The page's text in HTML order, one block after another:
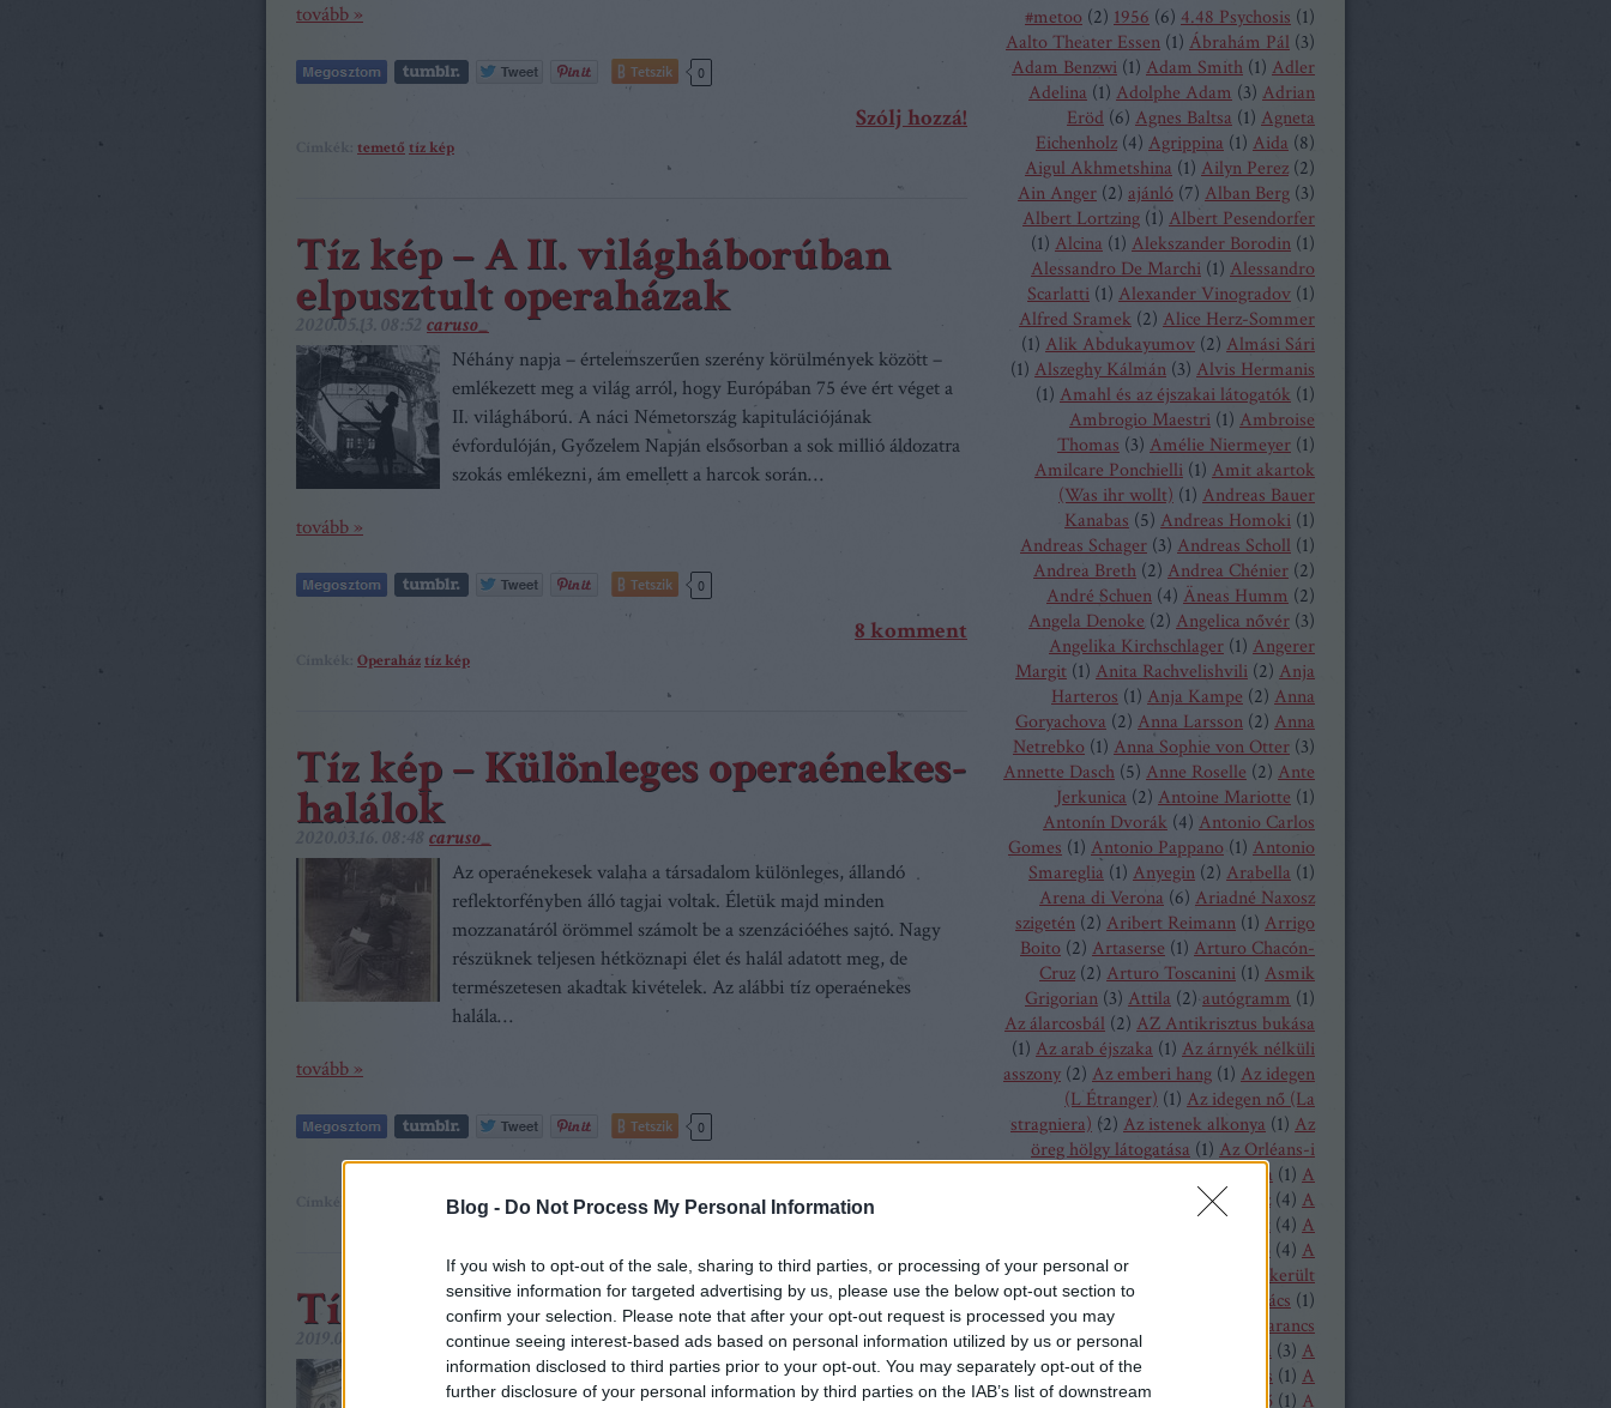
Blog - Do Not Process My Personal Information
If you wish to opt-out of the sale, sharing to third parties, or processing of your personal or
sensitive information for targeted advertising by us, please use the below opt-out section to
confirm your selection. Please note that after your opt-out request is processed you may
continue seeing interest-based ads based on personal information utilized by us or personal
information disclosed to third parties prior to your opt-out. You may separately opt-out of the
further disclosure of your personal information by third parties on the IAB’s list of downstream
tovább »
Tetszik 0
Szólj hozzá!
temető tíz kép
Tíz kép – A II. világháborúban
elpusztult operaházak
2020.05.13. 08:52 caruso_
Néhány napja – értelemszerűen szerény körülmények között –
emlékezett meg a világ arról, hogy Európában 75 éve ért véget a
II. világháború. A náci Németország kapitulációjának
évfordulóján, Győzelem Napján elsősorban a sok millió áldozatra
szokás emlékezni, ám emellett a harcok során…
tovább »
Tetszik 0
8komment
Operaház tíz kép
Tíz kép – Különleges operaénekes-
halálokcaruso_
Az operaénekesek valaha a társadalom különleges, állandó
reflektorfényben álló tagjai voltak. Életük majd minden
mozzanatáról örömmel számolt be a szenzációéhes sajtó. Nagy
részüknek teljesen hétköznapi élet és halál adatott meg, de
természetesen akadtak kivételek. Az alábbi tíz operaénekes
halála…
tovább »
Tetszik 0
Szólj hozzá!
Rózsa S. Lajos
Tíz kép - operaházak és a pride
caruso_
Július világszerte a pride hónapja. Az eseményekben -
vérmérsékletük szerint - a jelentősebb kulturális intézmények is
#metoo (2) 1956 (6) 4.48 Psychosis (1)
Aalto Theater Essen (1) Ábrahám Pál (3)
Adam Benzwi (1) Adam Smith (1) Adler
Adelina (1) Adolphe Adam (3) Adrian
Eröd (6) Agnes Baltsa (1) Agneta
Eichenholz (4) Agrippina (1) Aida (8)
Aigul Akhmetshina (1) Ailyn Perez (2)
Ain Anger (2) ajánló (7) Alban Berg (3)
Albert Lortzing (1) Albert Pesendorfer
(1) Alcina (1) Alekszander Borodin (1)
Alessandro De Marchi (1) Alessandro
Scarlatti (1) Alexander Vinogradov (1)
Alfred Sramek (2) Alice Herz-Sommer
(1) Alik Abdukayumov (2) Almási Sári
(1) Alszeghy Kálmán (3) Alvis Hermanis
(1) Amahl és az éjszakai látogatók (1)
Ambrogio Maestri (1) Ambroise
Thomas (3) Amélie Niermeyer (1)
Amilcare Ponchielli (1) Amit akartok
(Was ihr wollt) (1) Andreas Bauer
Kanabas (5) Andreas Homoki (1)
Andreas Schager (3) Andreas Scholl (1)
Andrea Breth (2) Andrea Chénier (2)
André Schuen (4) Äneas Humm (2)
Angela Denoke (2) Angelica nővér (3)
Angelika Kirchschlager (1) Angerer
Margit (1) Anita Rachvelishvili (2) Anja
Harteros (1) Anja Kampe (2) Anna
Goryachova (2) Anna Larsson (2) Anna
Netrebko (1) Anna Sophie von Otter (3)
Annette Dasch (5) Anne Roselle (2) Ante
Jerkunica (2) Antoine Mariotte (1)
Antonín Dvorák (4) Antonio Carlos
Gomes (1) Antonio Pappano (1) Antonio
Smareglia (1) Anyegin (2) Arabella (1)
Arena di Verona (6) Ariadné Naxosz
szigetén (2) Aribert Reimann (1) Arrigo
Boito (2) Artaserse (1) Arturo Chacón-
Cruz (2) Arturo Toscanini (1) Asmik
Grigorian (3) Attila (2) autógramm (1)
Az álarcosbál (2) AZ Antikrisztus bukása
(1) Az arab éjszaka (1) Az árnyék nélküli
asszony (2) Az emberi hang (1) Az idegen
(L Étranger) (1) Az idegen nő (La
stragniera) (2) Az istenek alkonya (1) Az
öreg hölgy látogatása (1) Az Orléans-i
A béke napja (1) A
A bűvös vadász (4) A
(4) A
(4) A
fából faragott királyfi
A félresikerült
menyasszonycsere
A genti kovács (1)
A hallgatag asszony
A három narancs
szerelmese(1 A hattyúk tava (3) A
holtak házából
A játékos (1) A
kaméliás hölgy
A kegyencnő (1) A